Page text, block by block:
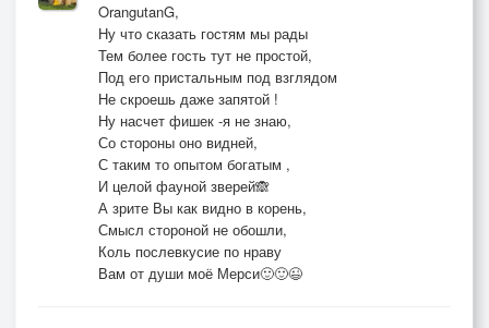
OrangutanG,
Ну что сказать гостям мы рады
Тем более гость тут не простой,
Под его пристальным под взглядом
Не скроешь даже запятой !
Ну насчет фишек -я не знаю,
Со стороны оно видней,
С таким то опытом богатым ,
И целой фауной зверей🙈
А зрите Вы как видно в корень,
Смысл стороной не обошли,
Коль послевкусие по нраву
Вам от души моё Мерси🙂🙂😉